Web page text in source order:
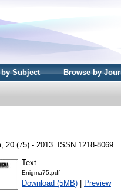
Subject Browse by
20 (75) - 2013. ISSN 1218-8069
Text
Enigma75.pdf
Download (5MB) Preview